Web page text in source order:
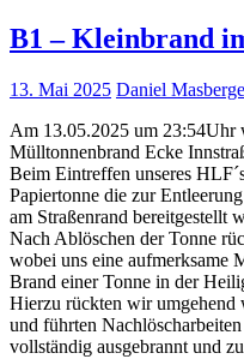
B1 – Kleinbrand
13. Mai 2025 Daniel
Am 13.05.2025 um 23:54Uhr
Mülltonnenbrand Ecke
Beim Eintreffen unseres
Papiertonne die zur
am Straßenrand bereitgestellt
Nach Ablöschen der Tonne
wobei uns eine aufmerksame
Brand einer Tonne in der
Hierzu rückten wir umgehend
und führten
vollständig ausgebrannt und